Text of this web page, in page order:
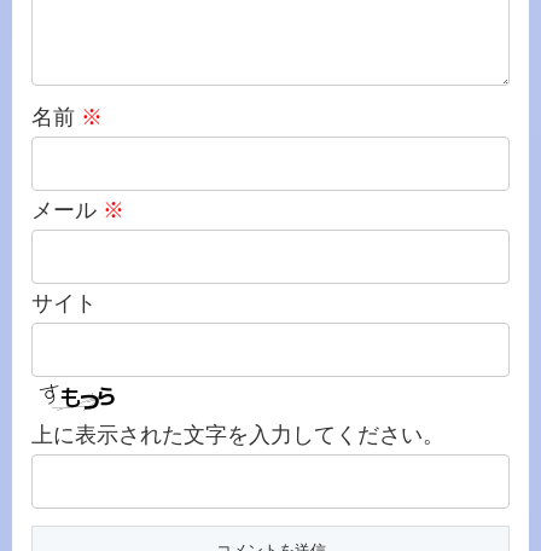
名前 ※
メール ※
サイト
上に表示された文字を入力してください。